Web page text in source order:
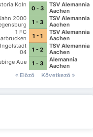
Koln
0 - 3
TSV Alemannia
Aachen
2000
1 - 3
TSV Alemannia
Aachen
1 FC
1 - 1
TSV Alemannia
Aachen
04
1 - 2
TSV Alemannia
Aachen
Aue
1 - 3
Alemannia
Aachen
Előző
Következő